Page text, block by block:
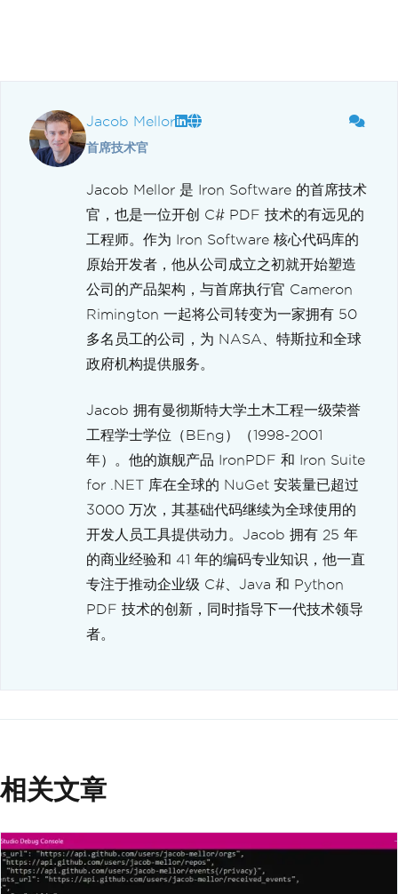
Jacob Mellor
首席技术官
Jacob Mellor 是 Iron Software 的首席技术
官，也是一位开创 C# PDF 技术的有远见的
工程师。作为 Iron Software 核心代码库的
原始开发者，他从公司成立之初就开始塑造
公司的产品架构，与首席执行官 Cameron
Rimington 一起将公司转变为一家拥有 50
多名员工的公司，为 NASA、特斯拉和全球
政府机构提供服务。
Jacob 拥有曼彻斯特大学土木工程一级荣誉
工程学士学位（BEng）（1998-2001
年）。他的旗舰产品 IronPDF 和 Iron Suite
for .NET 库在全球的 NuGet 安装量已超过
3000 万次，其基础代码继续为全球使用的
开发人员工具提供动力。Jacob 拥有 25 年
的商业经验和 41 年的编码专业知识，他一直
专注于推动企业级 C#、Java 和 Python
PDF 技术的创新，同时指导下一代技术领导
者。
相关文章